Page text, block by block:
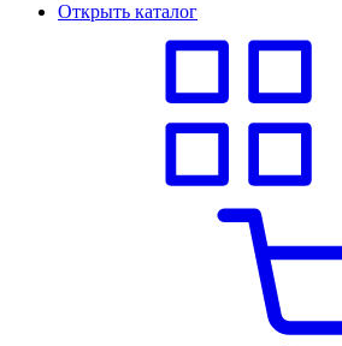
Открыть каталог